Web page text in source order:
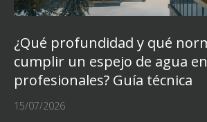
¿Qué profundidad y qué
cumplir un espejo de agua
profesionales? Guía técnica
15/07/2026